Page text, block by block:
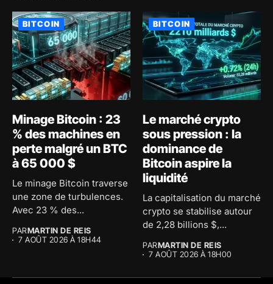
BITCOIN
Minage Bitcoin : 23
% des machines en
perte malgré un BTC
à 65 000 $
Le minage Bitcoin traverse
une zone de turbulences.
Avec 23 % des...
PARMARTIN DE REIS
7 AOÛT 2026 À 18H44
BITCOIN
Le marché crypto
sous pression : la
dominance de
Bitcoin aspire la
liquidité
La capitalisation du marché
crypto se stabilise autour
de 2,28 billions $,...
PARMARTIN DE REIS
7 AOÛT 2026 À 18H00